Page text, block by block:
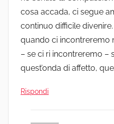
cosa accada, ci segue
continuo difficile
quando ci incontreremo
– se ci ri incontreremo –
quest’onda di affetto,
Rispondi